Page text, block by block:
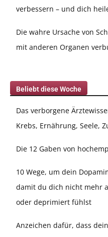
verbessern – und dich
Die wahre Ursache von
mit anderen Organen
Beliebt diese Woche
Das verborgene
Krebs, Ernährung, Seele,
Die 12 Gaben von
10 Wege, um dein
damit du dich nicht mehr
oder deprimiert fühlst
Anzeichen dafür, dass